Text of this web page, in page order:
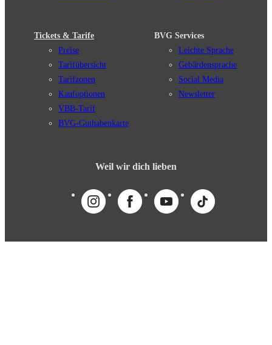
Tickets & Tarife
Preise
Tarifübersicht
Tarifzonen
Kaufoptionen
VBB-Tarif
BVG-Guthabenkarte
BVG Services
Leichte Sprache
Gebärdensprache
Social Media
Newsletter
Weil wir dich lieben